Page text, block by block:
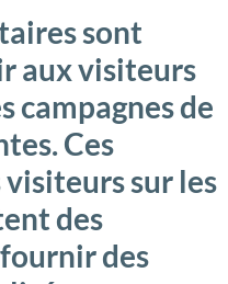
sont
aux visiteurs
campagnes de
Ces
sur les
des
des